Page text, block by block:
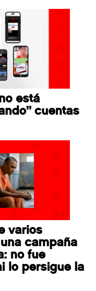
está
cuentas
varios
campaña
no fue
lo persigue la